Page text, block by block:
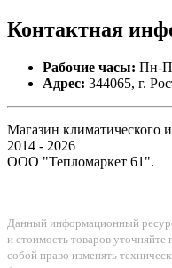
Контактная
Рабочие часы: Пн-
Адрес: 344065, г.
Магазин климатического
2014 - 2026
ООО "Тепломаркет 61".
Данный информационный
и стоимость товаров уточняйте
собой право изменять